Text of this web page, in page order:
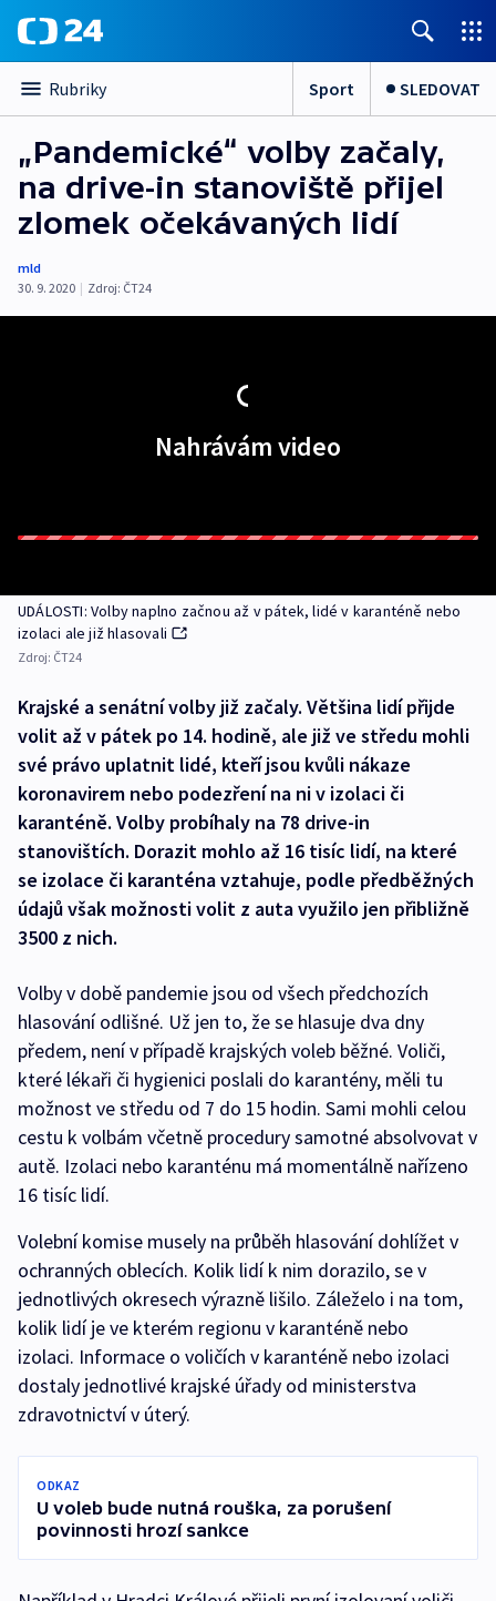
Rubriky Sport SLEDOVAT
„Pandemické“ volby začaly,
na drive-in stanoviště přijel
zlomek očekávaných lidí
mld
30. 9. 2020 | Zdroj: ČT24
Nahrávám video
UDÁLOSTI: Volby naplno začnou až v pátek, lidé v karanténě nebo
izolaci ale již hlasovali
Zdroj: ČT24
Krajské a senátní volby již začaly. Většina lidí přijde
volit až v pátek po 14. hodině, ale již ve středu mohli
své právo uplatnit lidé, kteří jsou kvůli nákaze
koronavirem nebo podezření na ni v izolaci či
karanténě. Volby probíhaly na 78 drive-in
stanovištích. Dorazit mohlo až 16 tisíc lidí, na které
se izolace či karanténa vztahuje, podle předběžných
údajů však možnosti volit z auta využilo jen přibližně
3500 z nich.
Volby v době pandemie jsou od všech předchozích
hlasování odlišné. Už jen to, že se hlasuje dva dny
předem, není v případě krajských voleb běžné. Voliči,
které lékaři či hygienici poslali do karantény, měli tu
možnost ve středu od 7 do 15 hodin. Sami mohli celou
cestu k volbám včetně procedury samotné absolvovat v
autě. Izolaci nebo karanténu má momentálně nařízeno
16 tisíc lidí.
Volební komise musely na průběh hlasování dohlížet v
ochranných oblecích. Kolik lidí k nim dorazilo, se v
jednotlivých okresech výrazně lišilo. Záleželo i na tom,
kolik lidí je ve kterém regionu v karanténě nebo
izolaci. Informace o voličích v karanténě nebo izolaci
dostaly jednotlivé krajské úřady od ministerstva
zdravotnictví v úterý.
ODKAZ
U voleb bude nutná rouška, za porušení
povinnosti hrozí sankce